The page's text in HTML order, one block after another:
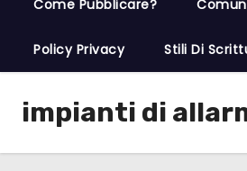
o
Come Pubblicare?
Policy Privacy Stili Di
impianti di